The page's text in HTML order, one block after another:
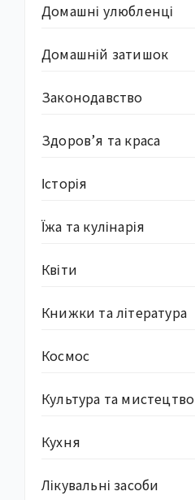
Домашні улюбленці
Домашній затишок
Законодавство
Здоров’я та краса
Історія
Їжа та кулінарія
Квіти
Книжки та література
Космос
Культура та мистецтво
Кухня
Лікувальні засоби